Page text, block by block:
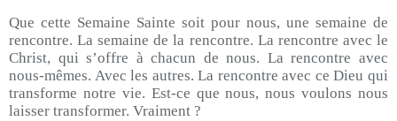
Que cette Semaine Sainte soit pour nous, une semaine de
rencontre. La semaine de la rencontre. La rencontre avec le
Christ, qui s’offre à chacun de nous. La rencontre avec
nous-mêmes. Avec les autres. La rencontre avec ce Dieu qui
transforme notre vie. Est-ce que nous, nous voulons nous
laisser transformer. Vraiment ?